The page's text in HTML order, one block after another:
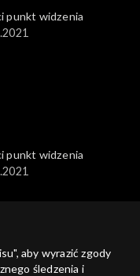
punkt widzenia
punkt widzenia
aby wyrazić zgody
śledzenia i